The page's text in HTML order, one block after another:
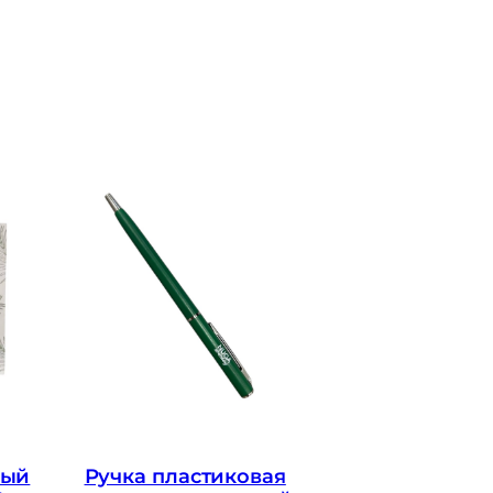
Ручка пластиковая